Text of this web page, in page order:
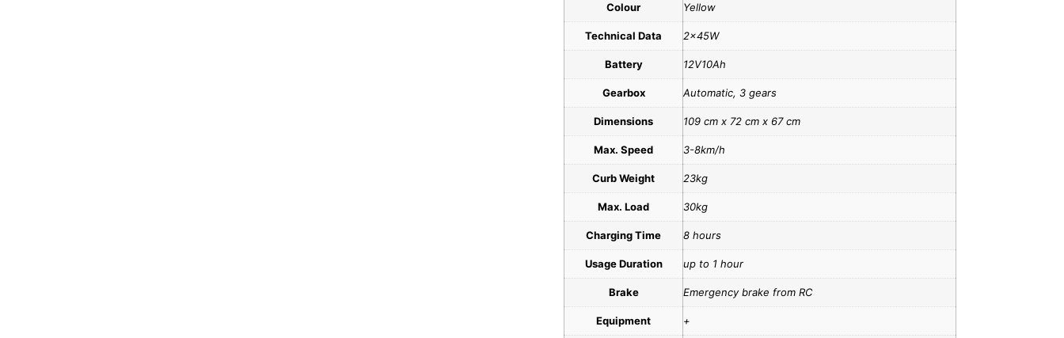
Colour Yellow
Technical Data 2x45W
Battery 12V10Ah
Gearbox Automatic, 3 gears
Dimensions 109 cm x 72 cm x 67 cm
Max. Speed 3-8km/h
Curb Weight 23kg
Max. Load 30kg
Charging Time 8 hours
Usage Duration up to 1 hour
Brake Emergency brake from RC
Equipment +